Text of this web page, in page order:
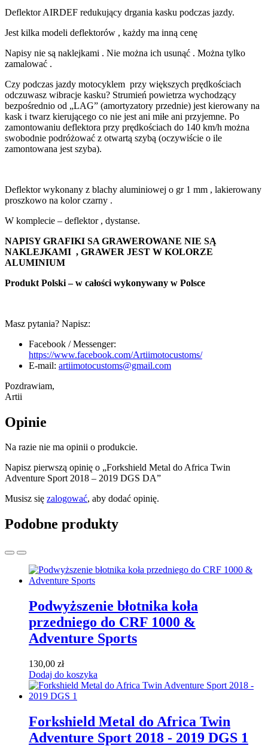
Deflektor AIRDEF redukujący drgania kasku podczas jazdy.
Jest kilka modeli deflektorów , każdy ma inną cenę
Napisy nie są naklejkami . Nie można ich usunąć . Można tylko
zamalować .
Czy podczas jazdy motocyklem przy większych prędkościach
odczuwasz wibracje kasku? Strumień powietrza wychodzący
bezpośrednio od „LAG” (amortyzatory przednie) jest kierowany na
kask i twarz kierującego co nie jest ani miłe ani przyjemne. Po
zamontowaniu deflektora przy prędkościach do 140 km/h można
swobodnie podróżować z otwartą szybą (oczywiście o ile
zamontowana jest szyba).
Deflektor wykonany z blachy aluminiowej o gr 1 mm , lakierowany
proszkowo na kolor czarny .
W komplecie – deflektor , dystanse.
NAPISY GRAFIKI SA GRAWEROWANE NIE SĄ
NAKLEJKAMI , GRAWER JEST W KOLORZE
ALUMINIUM
Produkt Polski – w całości wykonywany w Polsce
Masz pytania? Napisz:
Facebook / Messenger:
https://www.facebook.com/Artiimotocustoms/
E-mail: artiimotocustoms@gmail.com
Pozdrawiam,
Artii
Opinie
Na razie nie ma opinii o produkcie.
Napisz pierwszą opinię o „Forkshield Metal do Africa Twin
Adventure Sport 2018 – 2019 DGS DA”
Musisz się zalogować, aby dodać opinię.
Podobne produkty
Podwyższenie błotnika koła
przedniego do CRF 1000 &
Adventure Sports
130,00 zł
Dodaj do koszyka
Forkshield Metal do Africa Twin
Adventure Sport 2018 - 2019 DGS 1